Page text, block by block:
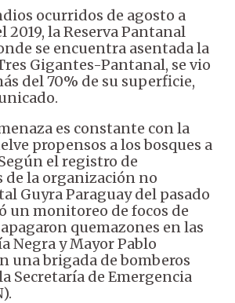
ocurridos de agosto a
2019, la Reserva Pantanal
se encuentra asentada la
Gigantes-Pantanal, se vio
del 70% de su superficie,
es constante con la
propensos a los bosques a
el registro de
de la organización no
Guyra Paraguay del pasado
un monitoreo de focos de
quemazones en las
Negra y Mayor Pablo
una brigada de bomberos
Secretaría de Emergencia